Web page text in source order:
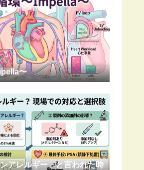
〜
アレルギー」と言われた時